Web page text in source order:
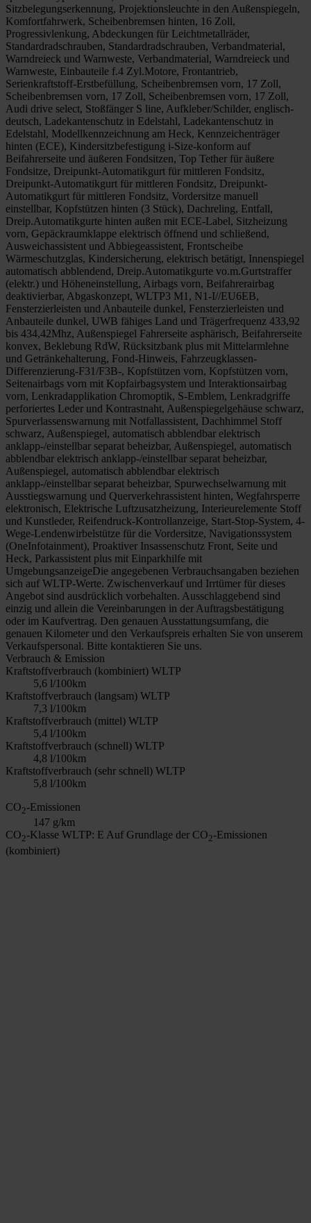
Sitzbelegungserkennung, Projektionsleuchte in den Außenspiegeln,
Komfortfahrwerk, Scheibenbremsen hinten, 16 Zoll,
Progressivlenkung, Abdeckungen für Leichtmetallräder,
Standardradschrauben, Standardradschrauben, Verbandmaterial,
Warndreieck und Warnweste, Verbandmaterial, Warndreieck und
Warnweste, Einbauteile f.4 Zyl.Motore, Frontantrieb,
Serienkraftstoff-Erstbefüllung, Scheibenbremsen vorn, 17 Zoll,
Scheibenbremsen vorn, 17 Zoll, Scheibenbremsen vorn, 17 Zoll,
Audi drive select, Stoßfänger S line, Aufkleber/Schilder, englisch-
deutsch, Ladekantenschutz in Edelstahl, Ladekantenschutz in
Edelstahl, Modellkennzeichnung am Heck, Kennzeichenträger
hinten (ECE), Kindersitzbefestigung i-Size-konform auf
Beifahrerseite und äußeren Fondsitzen, Top Tether für äußere
Fondsitze, Dreipunkt-Automatikgurt für mittleren Fondsitz,
Dreipunkt-Automatikgurt für mittleren Fondsitz, Dreipunkt-
Automatikgurt für mittleren Fondsitz, Vordersitze manuell
einstellbar, Kopfstützen hinten (3 Stück), Dachreling, Entfall,
Dreip.Automatikgurte hinten außen mit ECE-Label, Sitzheizung
vorn, Gepäckraumklappe elektrisch öffnend und schließend,
Ausweichassistent und Abbiegeassistent, Frontscheibe
Wärmeschutzglas, Kindersicherung, elektrisch betätigt, Innenspiegel
automatisch abblendend, Dreip.Automatikgurte vo.m.Gurtstraffer
(elektr.) und Höheneinstellung, Airbags vorn, Beifahrerairbag
deaktivierbar, Abgaskonzept, WLTP3 M1, N1-I//EU6EB,
Fensterzierleisten und Anbauteile dunkel, Fensterzierleisten und
Anbauteile dunkel, UWB fähiges Land und Trägerfrequenz 433,92
bis 434,42Mhz, Außenspiegel Fahrerseite asphärisch, Beifahrerseite
konvex, Beklebung RdW, Rücksitzbank plus mit Mittelarmlehne
und Getränkehalterung, Fond-Hinweis, Fahrzeugklassen-
Differenzierung-F31/F3B-, Kopfstützen vorn, Kopfstützen vorn,
Seitenairbags vorn mit Kopfairbagsystem und Interaktionsairbag
vorn, Lenkradapplikation Chromoptik, S-Emblem, Lenkradgriffe
perforiertes Leder und Kontrastnaht, Außenspiegelgehäuse schwarz,
Spurverlassenswarnung mit Notfallassistent, Dachhimmel Stoff
schwarz, Außenspiegel, automatisch abblendbar elektrisch
anklapp-/einstellbar separat beheizbar, Außenspiegel, automatisch
abblendbar elektrisch anklapp-/einstellbar separat beheizbar,
Außenspiegel, automatisch abblendbar elektrisch
anklapp-/einstellbar separat beheizbar, Spurwechselwarnung mit
Ausstiegswarnung und Querverkehrassistent hinten, Wegfahrsperre
elektronisch, Elektrische Luftzusatzheizung, Interieurelemente Stoff
und Kunstleder, Reifendruck-Kontrollanzeige, Start-Stop-System, 4-
Wege-Lendenwirbelstütze für die Vordersitze, Navigationssystem
(OneInfotainment), Proaktiver Insassenschutz Front, Seite und
Heck, Parkassistent plus mit Einparkhilfe mit
UmgebungsanzeigeDie angegebenen Verbrauchsangaben beziehen
sich auf WLTP-Werte. Zwischenverkauf und Irrtümer für dieses
Angebot sind ausdrücklich vorbehalten. Ausschlaggebend sind
einzig und allein die Vereinbarungen in der Auftragsbestätigung
oder im Kaufvertrag. Den genauen Ausstattungsumfang, die
genauen Kilometer und den Verkaufspreis erhalten Sie von unserem
Verkaufspersonal. Bitte kontaktieren Sie uns.
Verbrauch & Emission
Kraftstoffverbrauch (kombiniert) WLTP
5,6 l/100km
Kraftstoffverbrauch (langsam) WLTP
7,3 l/100km
Kraftstoffverbrauch (mittel) WLTP
5,4 l/100km
Kraftstoffverbrauch (schnell) WLTP
4,8 l/100km
Kraftstoffverbrauch (sehr schnell) WLTP
5,8 l/100km
CO2-Emissionen
147 g/km
CO2-Klasse WLTP: E Auf Grundlage der CO2-Emissionen
(kombiniert)